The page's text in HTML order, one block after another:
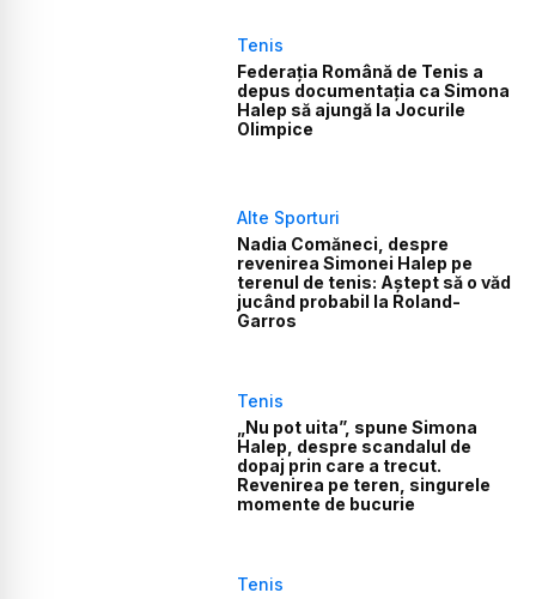
Tenis
Federația Română de Tenis a
depus documentația ca Simona
Halep să ajungă la Jocurile
Olimpice
Alte Sporturi
Nadia Comăneci, despre
revenirea Simonei Halep pe
terenul de tenis: Aștept să o văd
jucând probabil la Roland-
Garros
Tenis
„Nu pot uita”, spune Simona
Halep, despre scandalul de
dopaj prin care a trecut.
Revenirea pe teren, singurele
momente de bucurie
Tenis